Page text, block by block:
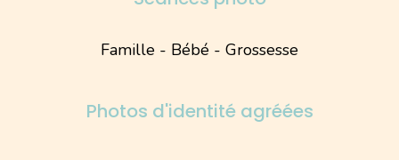
Famille - Bébé - Grossesse
Photos d'identité agréées